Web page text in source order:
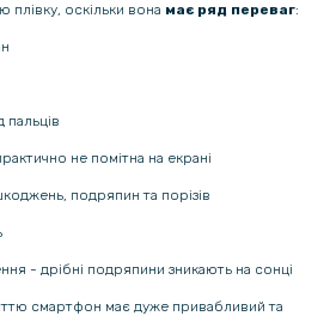
оскільки вона має ряд переваг:
пальців
не помітна на екрані
подряпин та порізів
- дрібні подряпини зникають на сонці
смартфон має дуже привабливий та